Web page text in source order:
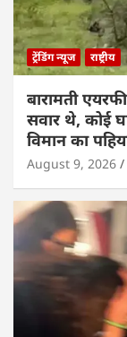
ट्रेंडिंग न्यूज राष्ट्रीय
बारामती
सवार थे, कोई
विमान का
August 9, 2026